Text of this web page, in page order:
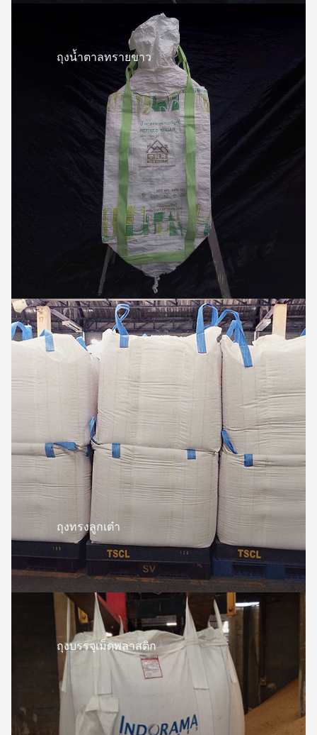
ถุงน้ำตาลทรายขาว
ถุงทรงลูกเต๋า
ถุงบรรจุเม็ดพลาสติก